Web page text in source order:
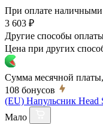
При оплате наличными
3 603 ₽
Другие способы
Цена при других
Сумма месячной
108 бонусов
(EU) Напульсник
Мало